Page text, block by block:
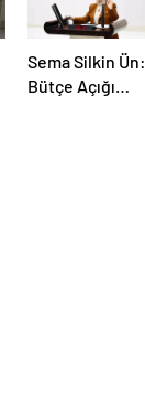
Sema Silkin Ün:
Bütçe Açığı